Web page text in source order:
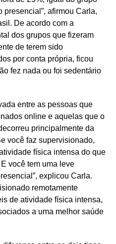
afirmou Carla,
De acordo com a
dos grupos que fizeram
de terem sido
por conta própria, ficou
fez nada ou foi sedentário
entre as pessoas que
online e aquelas que o
principalmente da
você faz supervisionado,
física intensa do que
você tem uma leve
explicou Carla.
remotamente
de atividade física intensa,
a uma melhor saúde